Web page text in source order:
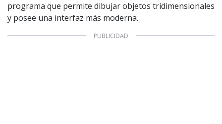
programa que permite dibujar objetos tridimensionales
y posee una interfaz más moderna.